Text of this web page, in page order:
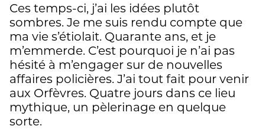
Ces temps-ci, j’ai les idées plutôt
sombres. Je me suis rendu compte que
ma vie s’étiolait. Quarante ans, et je
m’emmerde. C’est pourquoi je n’ai pas
hésité à m’engager sur de nouvelles
affaires policières. J’ai tout fait pour venir
aux Orfèvres. Quatre jours dans ce lieu
mythique, un pèlerinage en quelque
sorte.